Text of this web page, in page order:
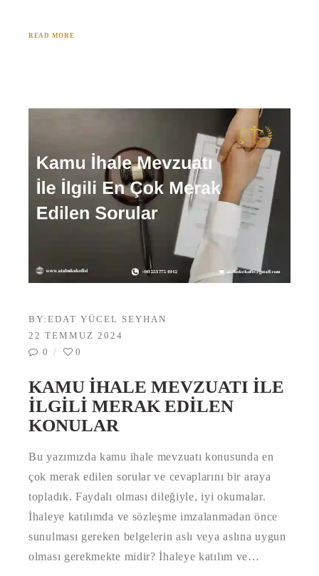
READ MORE
BY: EDAT YÜCEL SEYHAN
22 TEMMUZ 2024
0
0
KAMU İHALE MEVZUATI İLE
İLGILI MERAK EDILEN
KONULAR
Bu yazımızda kamu ihale mevzuatı konusunda en
çok merak edilen sorular ve cevaplarını bir araya
topladık. Faydalı olması dileğiyle, iyi okumalar.
İhaleye katılımda ve sözleşme imzalanmadan önce
sunulması gereken belgelerin aslı veya aslına uygun
olması gerekmekte midir? İhaleye katılım ve…